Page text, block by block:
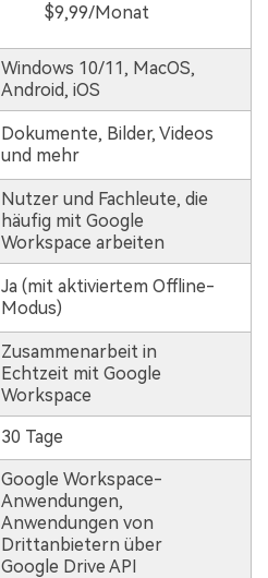
$9,99/Monat
Windows 10/11, MacOS,
Android, iOS
Dokumente, Bilder, Videos
und mehr
Nutzer und Fachleute, die
häufig mit Google
Workspace arbeiten
Ja (mit aktiviertem Offline-
Modus)
Zusammenarbeit in
Echtzeit mit Google
Workspace
30 Tage
Google Workspace-
Anwendungen,
Anwendungen von
Drittanbietern über
Google Drive API